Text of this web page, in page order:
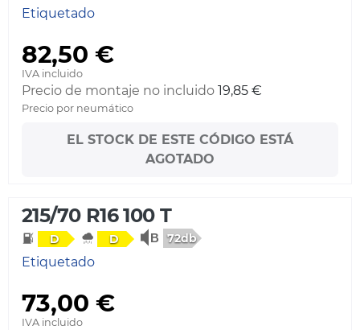
Etiquetado
82,50 €
IVA incluido
Precio de montaje no incluido 19,85 €
Precio por neumático
EL STOCK DE ESTE CÓDIGO ESTÁ
AGOTADO
215/70 R16 100 T
D D 72db
Etiquetado
73,00 €
IVA incluido